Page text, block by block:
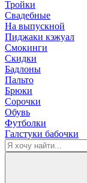
Тройки
Свадебные
На выпускной
Пиджаки кэжуал
Смокинги
Скидки
Бадлоны
Пальто
Брюки
Сорочки
Обувь
Футболки
Галстуки бабочки